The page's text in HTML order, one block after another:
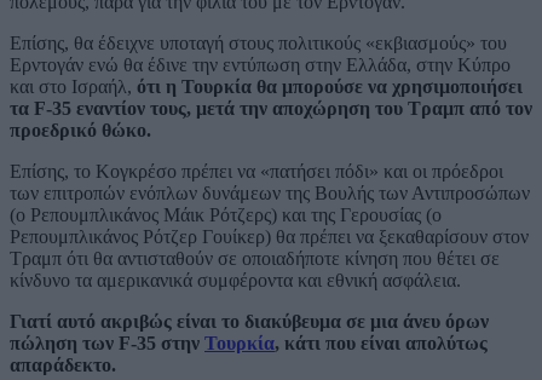
Επίσης, θα έδειχνε υποταγή στους πολιτικούς «εκβιασμούς» του
Ερντογάν ενώ θα έδινε την εντύπωση στην Ελλάδα, στην Κύπρο
και στο Ισραήλ, ότι η Τουρκία θα μπορούσε να χρησιμοποιήσει
τα F-35 εναντίον τους, μετά την αποχώρηση του Τραμπ από τον
προεδρικό θώκο.
Επίσης, το Κογκρέσο πρέπει να «πατήσει πόδι» και οι πρόεδροι
των επιτροπών ενόπλων δυνάμεων της Βουλής των Αντιπροσώπων
(ο Ρεπουμπλικάνος Μάικ Ρότζερς) και της Γερουσίας (ο
Ρεπουμπλικάνος Ρότζερ Γουίκερ) θα πρέπει να ξεκαθαρίσουν στον
Τραμπ ότι θα αντισταθούν σε οποιαδήποτε κίνηση που θέτει σε
κίνδυνο τα αμερικανικά συμφέροντα και εθνική ασφάλεια.
Γιατί αυτό ακριβώς είναι το διακύβευμα σε μια άνευ όρων
πώληση των F-35 στην Τουρκία, κάτι που είναι απολύτως
απαράδεκτο.